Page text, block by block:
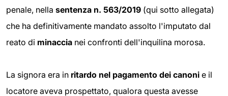
penale, nella sentenza n. 563/2019 (qui sotto allegata)
che ha definitivamente mandato assolto l'imputato dal
reato di minaccia nei confronti dell'inquilina morosa.
La signora era in ritardo nel pagamento dei canoni e il
locatore aveva prospettato, qualora questa avesse